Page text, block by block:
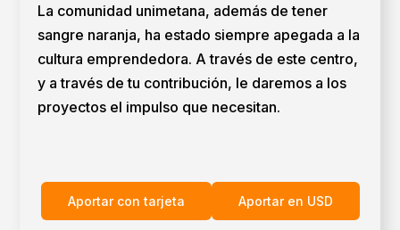
La comunidad unimetana, además de tener
sangre naranja, ha estado siempre apegada a la
cultura emprendedora. A través de este centro,
y a través de tu contribución, le daremos a los
proyectos el impulso que necesitan.
Aportar con tarjeta Aportar en USD